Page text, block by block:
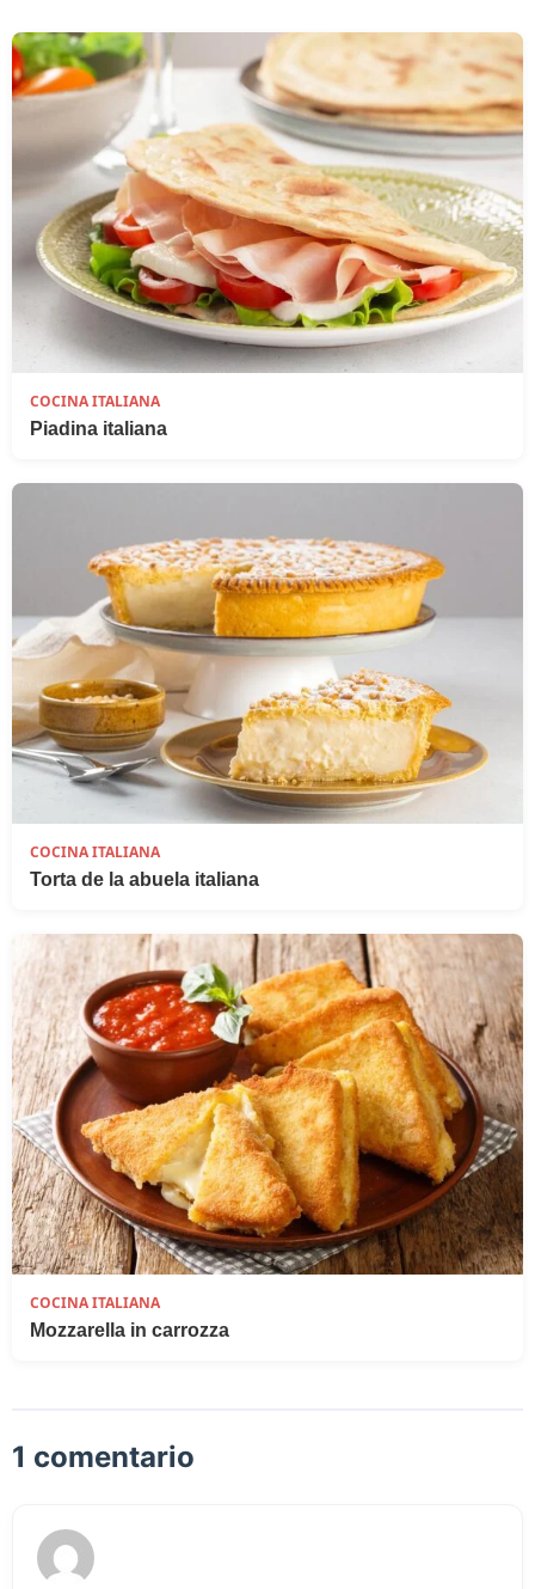
COCINA ITALIANA
Piadina italiana
COCINA ITALIANA
Torta de la abuela italiana
COCINA ITALIANA
Mozzarella in carrozza
1 comentario